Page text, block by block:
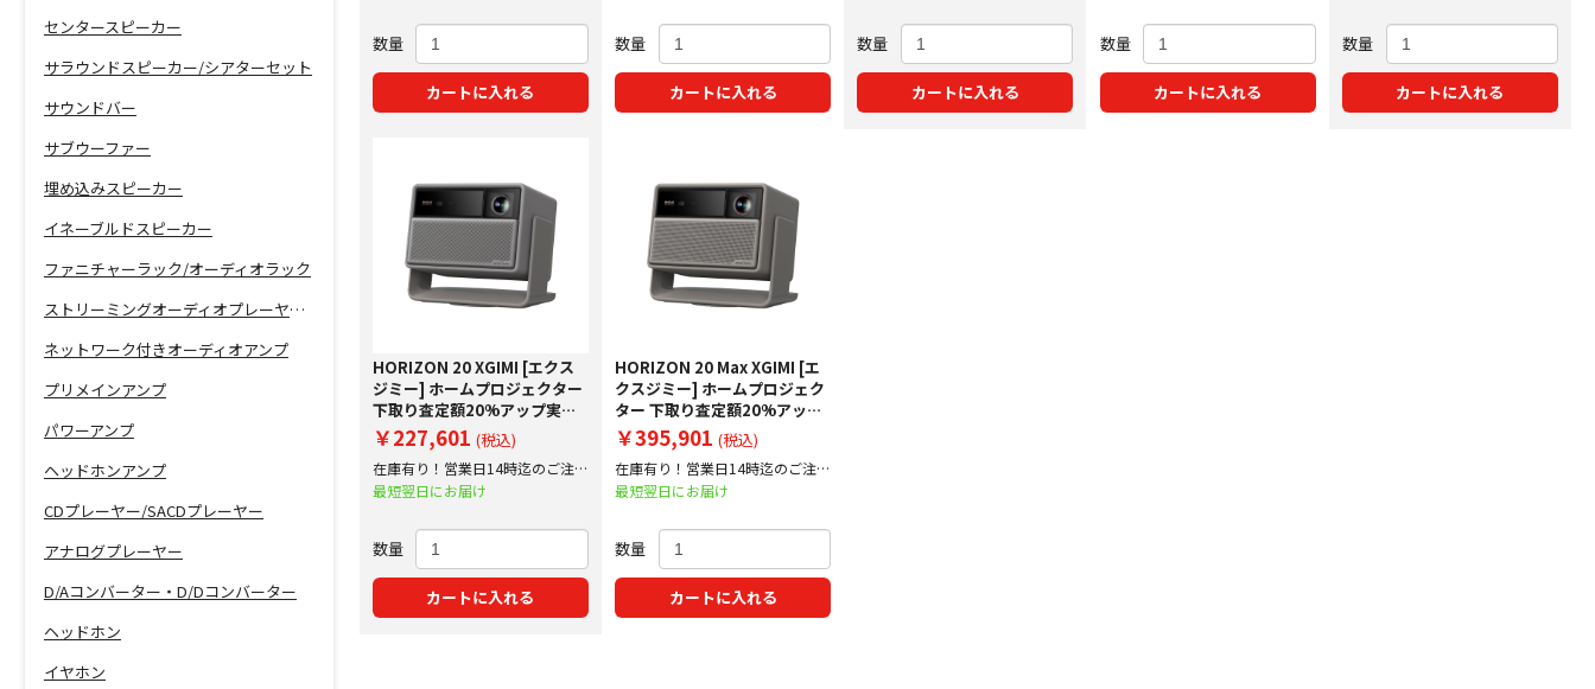
センタースピーカー
サラウンドスピーカー/シアターセット
サウンドバー
サブウーファー
埋め込みスピーカー
イネーブルドスピーカー
ファニチャーラック/オーディオラック
ストリーミングオーディオプレーヤー/ネットワーク機能付きCDプレーヤー
ネットワーク付きオーディオアンプ
プリメインアンプ
パワーアンプ
ヘッドホンアンプ
CDプレーヤー/SACDプレーヤー
アナログプレーヤー
D/Aコンバーター・D/Dコンバーター
ヘッドホン
イヤホン
数量
カートに入れる
数量
カートに入れる
数量
カートに入れる
数量
カートに入れる
数量
カートに入れる
HORIZON 20 XGIMI [エクス
ジミー] ホームプロジェクター
下取り査定額20%アップ実施
中！
￥227,601 (税込)
在庫有り！営業日14時迄のご注文
で即日出荷！
最短翌日にお届け
数量
カートに入れる
HORIZON 20 Max XGIMI [エ
クスジミー] ホームプロジェク
ター 下取り査定額20%アップ
実施中！
￥395,901 (税込)
在庫有り！営業日14時迄のご注文
で即日出荷！
最短翌日にお届け
数量
カートに入れる